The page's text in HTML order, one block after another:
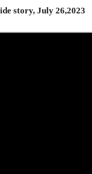
story, July 26,2023